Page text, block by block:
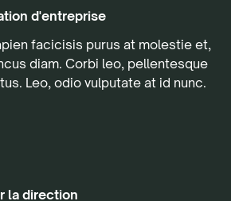
d'entreprise
facicisis purus at molestie et,
diam. Corbi leo, pellentesque
Leo, odio vulputate at id nunc.
la direction